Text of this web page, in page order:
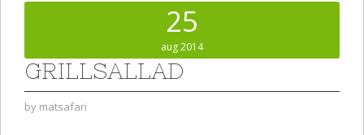
25
aug 2014
GRILLSALLAD
by matsafari